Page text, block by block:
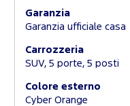
Garanzia
Garanzia ufficiale casa
Carrozzeria
SUV, 5 porte, 5 posti
Colore esterno
Cyber Orange